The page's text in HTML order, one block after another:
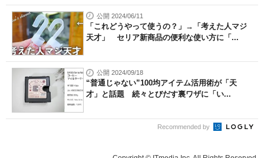
公開 2024/06/11
「これどうやって使うの？」→「考えた人マジ
天才」 セリア新商品の便利な使い方に「...
公開 2024/09/18
“普通じゃない”100均アイテム活用術が「天
才」と話題 続々とびだす裏ワザに「い...
Recommended by